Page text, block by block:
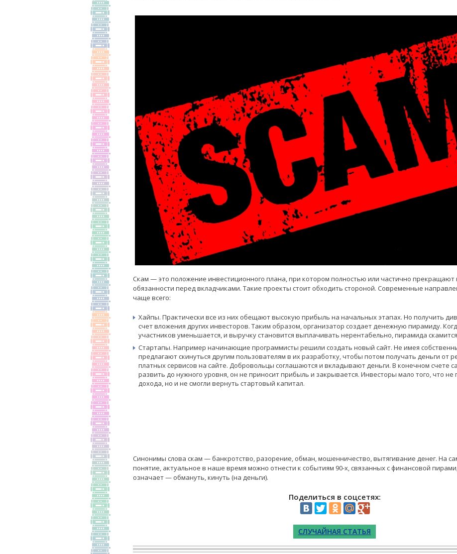
Скам — это положение инвестиционного плана, при котором полностью или частично прекращают
обязанности перед вкладчиками. Такие проекты стоит обходить стороной. Современные
чаще всего:
Хайпы. Практически все из них обещают высокую прибыль на начальных этапах. Но получить
счет вложения других инвесторов. Таким образом, организатор создает денежную пирамиду.
участников уменьшается, и выручку становится выплачивать нерентабельно, пирамида
Стартапы. Например начинающие программисты решили создать новый сайт. Не имея
предлагают скинуться другим пользователям в их разработку, чтобы потом получать деньги от
платных сервисов на сайте. Добровольцы соглашаются и вкладывают деньги. В конечном счете
развить до нужного уровня, он не приносит прибыль и закрывается. Инвесторы мало того, что не
дохода, но и не смогли вернуть стартовый капитал.
Синонимы слова скам — банкротство, разорение, обман, мошенничество, вытягивание денег. На
понятие, актуальное в наше время можно отнести к событиям 90-х, связанных с финансовой
означает — обмануть, кинуть (на деньги).
Поделиться в соцсетях:
СЛУЧАЙНАЯ СТАТЬЯ